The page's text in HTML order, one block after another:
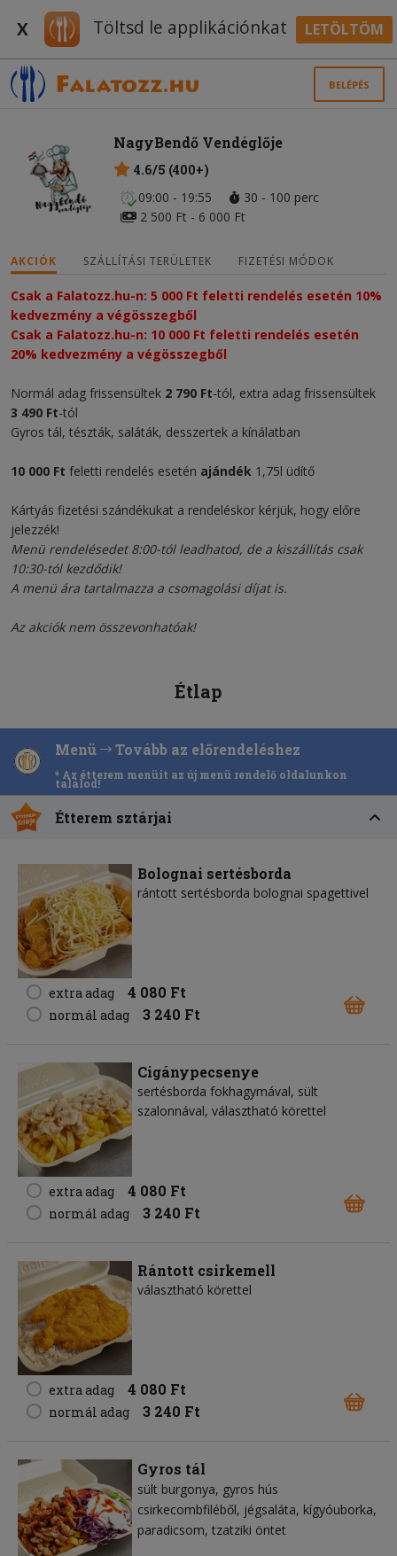
X Töltsd le applikációnkat LETÖLTÖM
BELÉPÉS
NagyBendő Vendéglője
4.6/5 (400+)
09:00 - 19:55
30 - 100 perc
2 500 Ft - 6 000 Ft
AKCIÓK SZÁLLÍTÁSI TERÜLETEK FIZETÉSI MÓDOK
Csak a Falatozz.hu-n: 5 000 Ft feletti rendelés esetén 10%
kedvezmény a végösszegből
Csak a Falatozz.hu-n: 10 000 Ft feletti rendelés esetén
20% kedvezmény a végösszegből
Normál adag frissensültek 2 790 Ft-tól, extra adag frissensültek
3 490 Ft-tól
Gyros tál, tészták, saláták, desszertek a kínálatban
10 000 Ft feletti rendelés esetén ajándék 1,75l üdítő
Kártyás fizetési szándékukat a rendeléskor kérjük, hogy előre
jelezzék!
Menü rendelésedet 8:00-tól leadhatod, de a kiszállítás csak
10:30-tól kezdődik!
A menü ára tartalmazza a csomagolási díjat is.
Az akciók nem összevonhatóak!
Étlap
Menü Tovább az előrendeléshez
* Az étterem menüit az új menü rendelő oldalunkon
találod!
Étterem sztárjai
Bolognai sertésborda
rántott sertésborda bolognai spagettivel
extra adag 4 080 Ft
normál adag 3 240 Ft
Cigánypecsenye
sertésborda fokhagymával, sült
szalonnával, választható körettel
extra adag 4 080 Ft
normál adag 3 240 Ft
Rántott csirkemell
választható körettel
extra adag 4 080 Ft
normál adag 3 240 Ft
Gyros tál
sült burgonya gyros hús
csirkecombfiléből jégsaláta kígyóuborka
paradicsom tzatziki öntet